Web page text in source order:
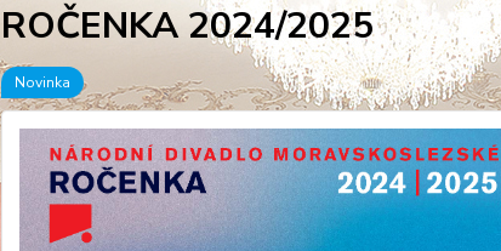
ROČENKA 2024/2025
Novinka